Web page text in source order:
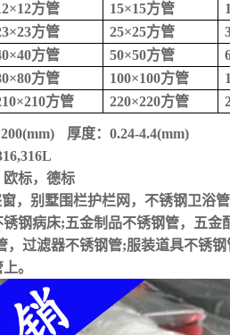
方管 15×15方管
方管 25×25方管
方管 50×50方管
方管 100×100方管
方管 220×220方管
厚度：0.24-4.4(mm)
标，德标
，别墅围栏护栏网， 不锈钢卫浴
锈钢病床;五金制品不锈钢管，五金
，过滤器不锈钢管;服装道具不锈
。